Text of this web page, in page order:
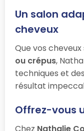
Un salon
cheveux
Que vos
ou crépus,
techniques et
résultat
Offrez-vous
Chez Nathalie